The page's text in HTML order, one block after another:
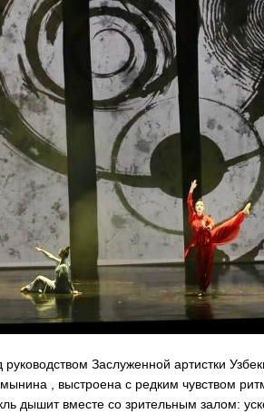
Заслуженной артистки
, выстроена с редким чувством
дышит вместе со зрительным залом: